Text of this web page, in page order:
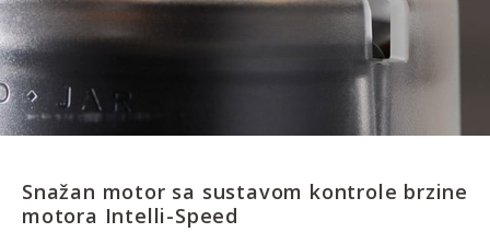
Snažan motor sa sustavom kontrole brzine
motora Intelli-Speed